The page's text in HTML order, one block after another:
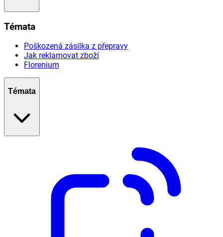
Témata
Poškozená zásilka z přepravy
Jak reklamovat zboží
Florenium
Témata